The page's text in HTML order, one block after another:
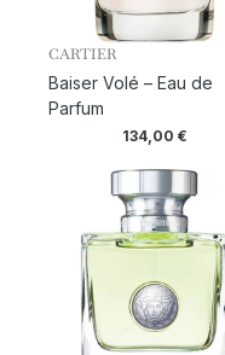
CARTIER
Baiser Volé – Eau de
Parfum
134,00 €